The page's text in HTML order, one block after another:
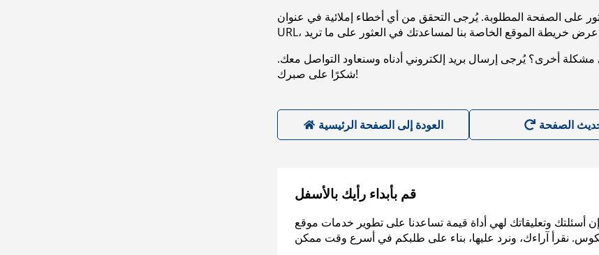
على الصفحة المطلوبة. يُرجى التحقق من أي أخطاء إملائية في عنوان
أخرى؟ يُرجى إرسال بريد إلكتروني أدناه وسنعاود التواصل معك.
شكرًا على صبرك!
العودة إلى الصفحة الرئيسية
قم بأبداء رأيك بالأسفل
إن أسئلتك وتعليقاتك لهي أداة قيمة تساعدنا على تطوير خدمات موقع